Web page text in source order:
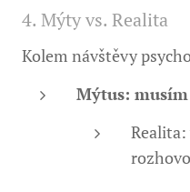
4. Mýty vs. Realita
Kolem návštěvy
Mýtus: